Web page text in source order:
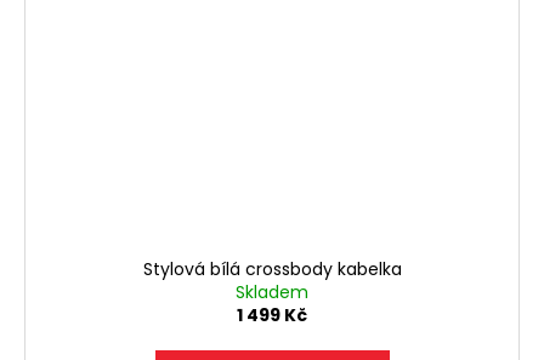
Stylová bílá crossbody kabelka
Skladem
1 499 Kč